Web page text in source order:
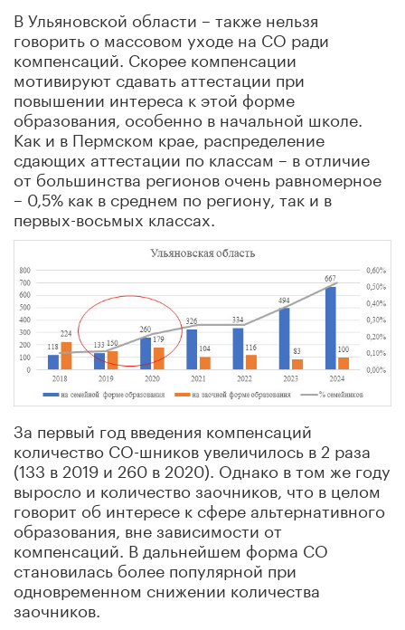
В Ульяновской области – также нельзя
говорить о массовом уходе на СО ради
компенсаций. Скорее компенсации
мотивируют сдавать аттестации при
повышении интереса к этой форме
образования, особенно в начальной школе.
Как и в Пермском крае, распределение
сдающих аттестации по классам – в отличие
от большинства регионов очень равномерное
– 0,5% как в среднем по региону, так и в
первых-восьмых классах.
За первый год введения компенсаций
количество СО-шников увеличилось в 2 раза
(133 в 2019 и 260 в 2020). Однако в том же году
выросло и количество заочников, что в целом
говорит об интересе к сфере альтернативного
образования, вне зависимости от
компенсаций. В дальнейшем форма СО
становилась более популярной при
одновременном снижении количества
заочников.